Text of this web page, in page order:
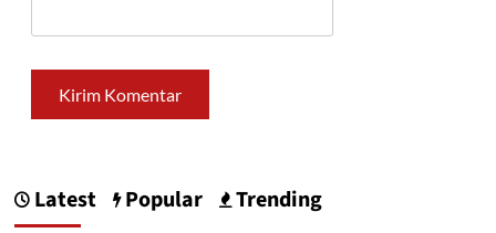
Latest Popular Trending